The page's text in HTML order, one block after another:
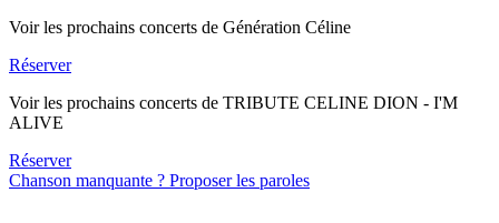
Voir les prochains concerts de Génération Céline
Réserver
Voir les prochains concerts de TRIBUTE CELINE DION - I'M
ALIVE
Réserver
Chanson manquante ? Proposer les paroles